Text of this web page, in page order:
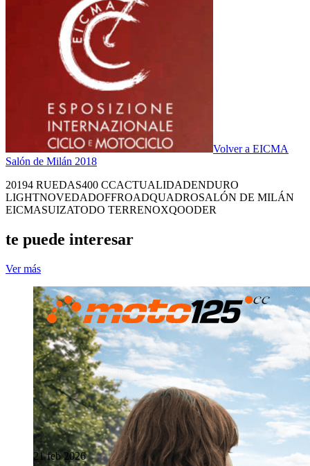
Volver a EICMA
Salón de Milán 2018
20194 RUEDAS400 CCACTUALIDADENDURO
LIGHTNOVEDADOFFROADQUADROSALÓN DE MILÁN
EICMASUIZATODO TERRENOXQOODER
te puede interesar
Ver más
21 feb 2026